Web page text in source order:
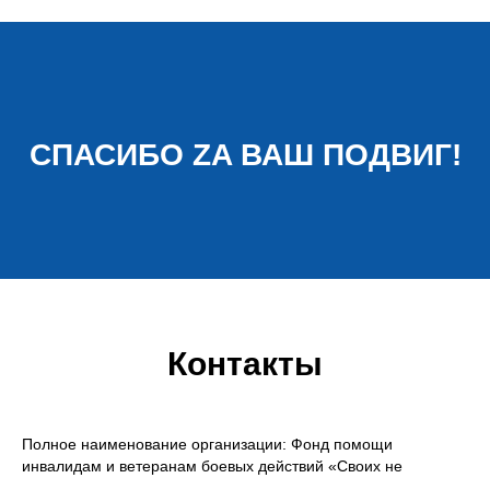
СПАСИБО ZA ВАШ ПОДВИГ!
Контакты
Полное наименование организации: Фонд помощи
инвалидам и ветеранам боевых действий «Своих не